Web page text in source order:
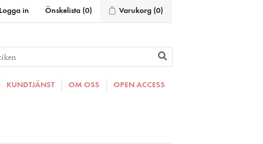
Logga in Önskelista (0) Varukorg (0)
KUNDTJÄNST OM OSS OPEN ACCESS